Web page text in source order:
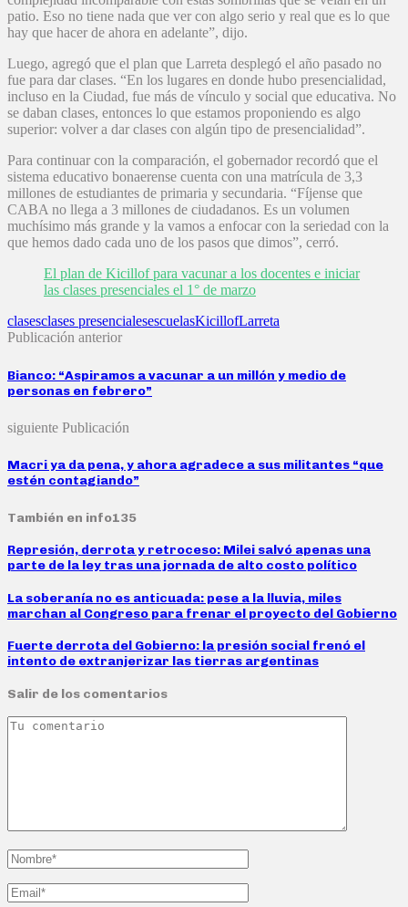
patio. Eso no tiene nada que ver con algo serio y real que es lo que
hay que hacer de ahora en adelante”, dijo.
Luego, agregó que el plan que Larreta desplegó el año pasado no
fue para dar clases. “En los lugares en donde hubo presencialidad,
incluso en la Ciudad, fue más de vínculo y social que educativa. No
se daban clases, entonces lo que estamos proponiendo es algo
superior: volver a dar clases con algún tipo de presencialidad”.
Para continuar con la comparación, el gobernador recordó que el
sistema educativo bonaerense cuenta con una matrícula de 3,3
millones de estudiantes de primaria y secundaria. “Fíjense que
CABA no llega a 3 millones de ciudadanos. Es un volumen
muchísimo más grande y la vamos a enfocar con la seriedad con la
que hemos dado cada uno de los pasos que dimos”, cerró.
El plan de Kicillof para vacunar a los docentes e iniciar
las clases presenciales el 1° de marzo
clasesclases presencialesescuelasKicillofLarreta
Publicación anterior
Bianco: “Aspiramos a vacunar a un millón y medio de
personas en febrero”
siguiente Publicación
Macri ya da pena, y ahora agradece a sus militantes “que
estén contagiando”
También en info135
Represión, derrota y retroceso: Milei salvó apenas una
parte de la ley tras una jornada de alto costo político
La soberanía no es anticuada: pese a la lluvia, miles
marchan al Congreso para frenar el proyecto del Gobierno
Fuerte derrota del Gobierno: la presión social frenó el
intento de extranjerizar las tierras argentinas
Salir de los comentarios